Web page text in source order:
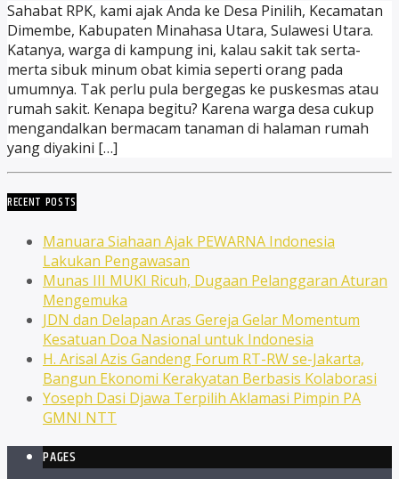
Sahabat RPK, kami ajak Anda ke Desa Pinilih, Kecamatan
Dimembe, Kabupaten Minahasa Utara, Sulawesi Utara.
Katanya, warga di kampung ini, kalau sakit tak serta-
merta sibuk minum obat kimia seperti orang pada
umumnya. Tak perlu pula bergegas ke puskesmas atau
rumah sakit. Kenapa begitu? Karena warga desa cukup
mengandalkan bermacam tanaman di halaman rumah
yang diyakini […]
RECENT POSTS
Manuara Siahaan Ajak PEWARNA Indonesia
Lakukan Pengawasan
Munas III MUKI Ricuh, Dugaan Pelanggaran Aturan
Mengemuka
JDN dan Delapan Aras Gereja Gelar Momentum
Kesatuan Doa Nasional untuk Indonesia
H. Arisal Azis Gandeng Forum RT-RW se-Jakarta,
Bangun Ekonomi Kerakyatan Berbasis Kolaborasi
Yoseph Dasi Djawa Terpilih Aklamasi Pimpin PA
GMNI NTT
PAGES